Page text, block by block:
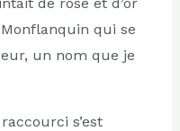
qui se
un nom que je
s’est